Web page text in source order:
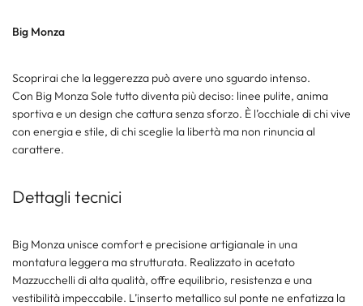
Big Monza
Scoprirai che la leggerezza può avere uno sguardo intenso.
Con Big Monza Sole tutto diventa più deciso: linee pulite, anima
sportiva e un design che cattura senza sforzo. È l’occhiale di chi vive
con energia e stile, di chi sceglie la libertà ma non rinuncia al
carattere.
Dettagli tecnici
Big Monza unisce comfort e precisione artigianale in una
montatura leggera ma strutturata. Realizzato in acetato
Mazzucchelli di alta qualità, offre equilibrio, resistenza e una
vestibilità impeccabile. L’inserto metallico sul ponte ne enfatizza la